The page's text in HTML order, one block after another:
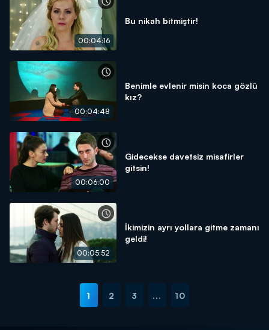
00:04:16
Bu nikah bitmiştir!
00:04:48
Benimle evlenir misin koca gözlü
kız?
00:06:00
Gidecekse davetsiz misafirler
gitsin!
00:05:52
İkimizin ayrı yollara gitme zamanı
geldi!
1 2 3 ... 10